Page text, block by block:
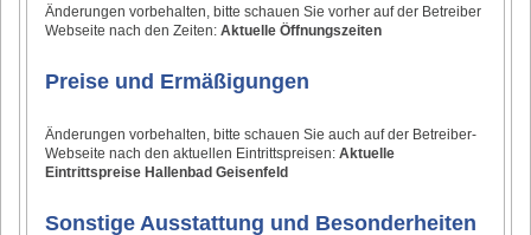
Änderungen vorbehalten, bitte schauen Sie vorher auf der Betreiber
Webseite nach den Zeiten:Aktuelle Öffnungszeiten
Preise und Ermäßigungen
Änderungen vorbehalten, bitte schauen Sie auch auf der Betreiber-
Webseite nach den aktuellen Eintrittspreisen:Aktuelle
Eintrittspreise Hallenbad Geisenfeld
Sonstige Ausstattung und Besonderheiten